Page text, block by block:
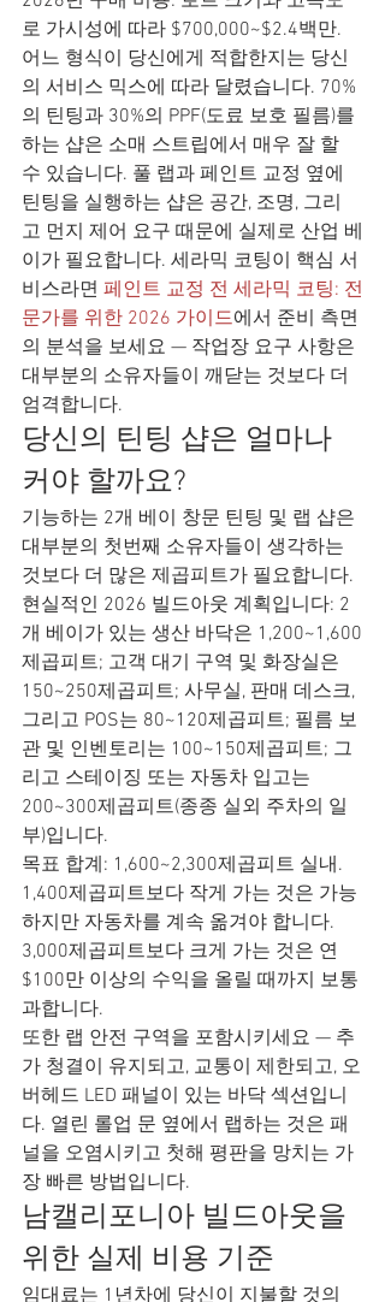
로 가시성에 따라 $700,000~$2.4백만.
어느 형식이 당신에게 적합한지는 당신
의 서비스 믹스에 따라 달렸습니다. 70%
의 틴팅과 30%의 PPF(도료 보호 필름)를
하는 샵은 소매 스트립에서 매우 잘 할
수 있습니다. 풀 랩과 페인트 교정 옆에
틴팅을 실행하는 샵은 공간, 조명, 그리
고 먼지 제어 요구 때문에 실제로 산업 베
이가 필요합니다. 세라믹 코팅이 핵심 서
비스라면 페인트 교정 전 세라믹 코팅: 전
문가를 위한 2026 가이드에서 준비 측면
의 분석을 보세요 — 작업장 요구 사항은
대부분의 소유자들이 깨닫는 것보다 더
엄격합니다.
당신의 틴팅 샵은 얼마나
커야 할까요?
기능하는 2개 베이 창문 틴팅 및 랩 샵은
대부분의 첫번째 소유자들이 생각하는
것보다 더 많은 제곱피트가 필요합니다.
현실적인 2026 빌드아웃 계획입니다: 2
개 베이가 있는 생산 바닥은 1,200~1,600
제곱피트; 고객 대기 구역 및 화장실은
150~250제곱피트; 사무실, 판매 데스크,
그리고 POS는 80~120제곱피트; 필름 보
관 및 인벤토리는 100~150제곱피트; 그
리고 스테이징 또는 자동차 입고는
200~300제곱피트(종종 실외 주차의 일
부)입니다.
목표 합계: 1,600~2,300제곱피트 실내.
1,400제곱피트보다 작게 가는 것은 가능
하지만 자동차를 계속 옮겨야 합니다.
3,000제곱피트보다 크게 가는 것은 연
$100만 이상의 수익을 올릴 때까지 보통
과합니다.
또한 랩 안전 구역을 포함시키세요 — 추
가 청결이 유지되고, 교통이 제한되고, 오
버헤드 LED 패널이 있는 바닥 섹션입니
다. 열린 롤업 문 옆에서 랩하는 것은 패
널을 오염시키고 첫해 평판을 망치는 가
장 빠른 방법입니다.
남캘리포니아 빌드아웃을
위한 실제 비용 기준
임대료는 1년차에 당신이 지불할 것의